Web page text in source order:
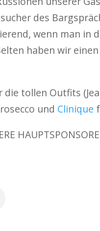
des
wenn man in
haben wir
die tollen Outfits
und Clinique